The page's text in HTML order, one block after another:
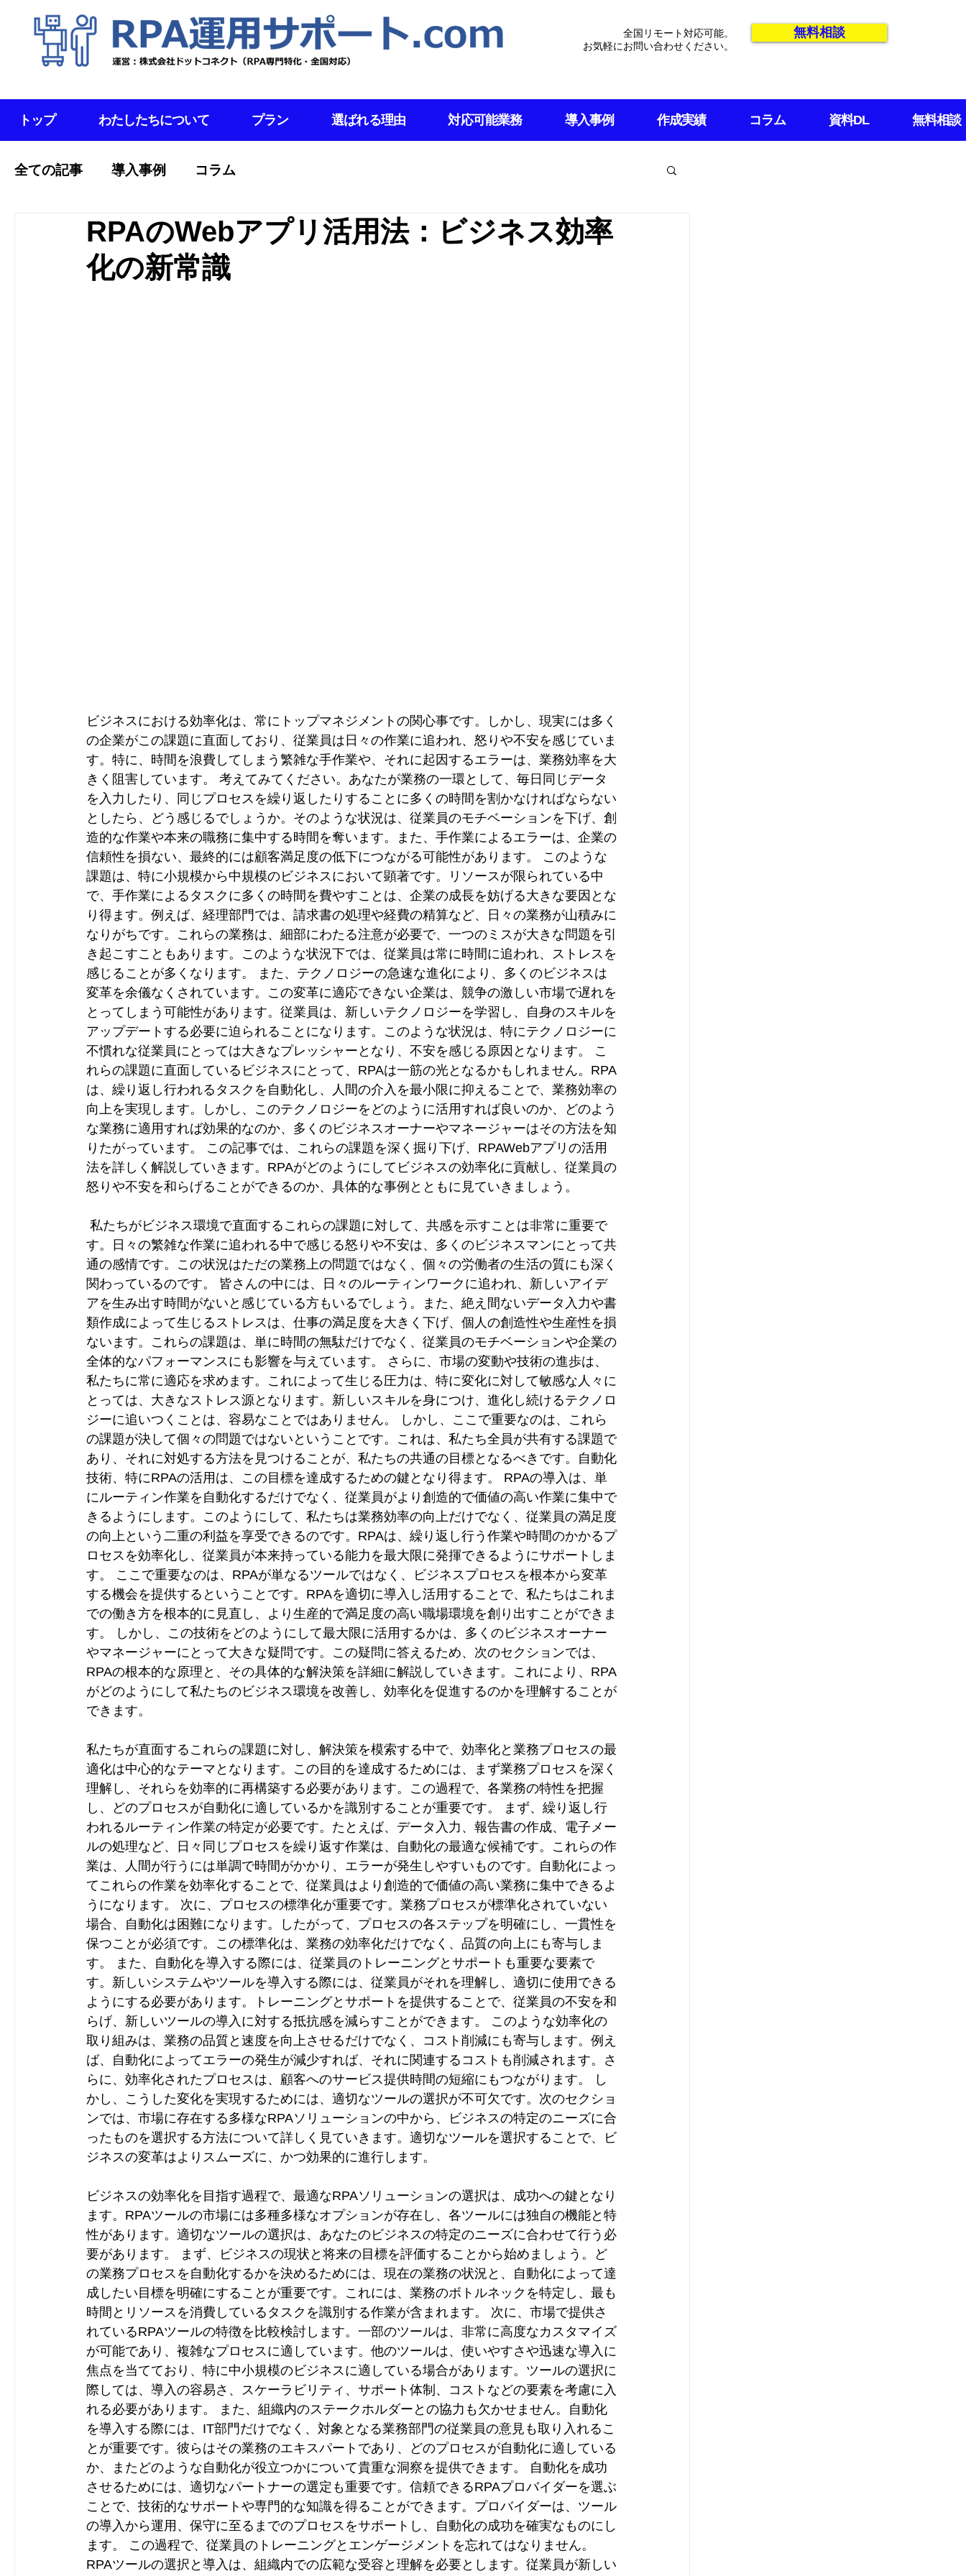
全国リモート対応可能。
お気軽にお問い合わせください。
無料相談
トップ わたしたちについて プラン 選ばれる理由 対応可能業務 導入事例 作成実績 コラム 資料DL 無料相談
全ての記事 導入事例 コラム
RPAのWebアプリ活用法：ビジネス効率
化の新常識
ビジネスにおける効率化は、常にトップマネジメントの関心事です。しかし、現実には多く
の企業がこの課題に直面しており、従業員は日々の作業に追われ、怒りや不安を感じていま
す。特に、時間を浪費してしまう繁雑な手作業や、それに起因するエラーは、業務効率を大
きく阻害しています。 考えてみてください。あなたが業務の一環として、毎日同じデータ
を入力したり、同じプロセスを繰り返したりすることに多くの時間を割かなければならない
としたら、どう感じるでしょうか。そのような状況は、従業員のモチベーションを下げ、創
造的な作業や本来の職務に集中する時間を奪います。また、手作業によるエラーは、企業の
信頼性を損ない、最終的には顧客満足度の低下につながる可能性があります。 このような
課題は、特に小規模から中規模のビジネスにおいて顕著です。リソースが限られている中
で、手作業によるタスクに多くの時間を費やすことは、企業の成長を妨げる大きな要因とな
り得ます。例えば、経理部門では、請求書の処理や経費の精算など、日々の業務が山積みに
なりがちです。これらの業務は、細部にわたる注意が必要で、一つのミスが大きな問題を引
き起こすこともあります。このような状況下では、従業員は常に時間に追われ、ストレスを
感じることが多くなります。 また、テクノロジーの急速な進化により、多くのビジネスは
変革を余儀なくされています。この変革に適応できない企業は、競争の激しい市場で遅れを
とってしまう可能性があります。従業員は、新しいテクノロジーを学習し、自身のスキルを
アップデートする必要に迫られることになります。このような状況は、特にテクノロジーに
不慣れな従業員にとっては大きなプレッシャーとなり、不安を感じる原因となります。 こ
れらの課題に直面しているビジネスにとって、RPAは一筋の光となるかもしれません。RPA
は、繰り返し行われるタスクを自動化し、人間の介入を最小限に抑えることで、業務効率の
向上を実現します。しかし、このテクノロジーをどのように活用すれば良いのか、どのよう
な業務に適用すれば効果的なのか、多くのビジネスオーナーやマネージャーはその方法を知
りたがっています。 この記事では、これらの課題を深く掘り下げ、RPAWebアプリの活用
法を詳しく解説していきます。RPAがどのようにしてビジネスの効率化に貢献し、従業員の
怒りや不安を和らげることができるのか、具体的な事例とともに見ていきましょう。
す。日々の繁雑な作業に追われる中で感じる怒りや不安は、多くのビジネスマンにとって共
通の感情です。この状況はただの業務上の問題ではなく、個々の労働者の生活の質にも深く
関わっているのです。 皆さんの中には、日々のルーティンワークに追われ、新しいアイデ
アを生み出す時間がないと感じている方もいるでしょう。また、絶え間ないデータ入力や書
類作成によって生じるストレスは、仕事の満足度を大きく下げ、個人の創造性や生産性を損
ないます。これらの課題は、単に時間の無駄だけでなく、従業員のモチベーションや企業の
全体的なパフォーマンスにも影響を与えています。 さらに、市場の変動や技術の進歩は、
私たちに常に適応を求めます。これによって生じる圧力は、特に変化に対して敏感な人々に
とっては、大きなストレス源となります。新しいスキルを身につけ、進化し続けるテクノロ
ジーに追いつくことは、容易なことではありません。 しかし、ここで重要なのは、これら
の課題が決して個々の問題ではないということです。これは、私たち全員が共有する課題で
あり、それに対処する方法を見つけることが、私たちの共通の目標となるべきです。自動化
技術、特にRPAの活用は、この目標を達成するための鍵となり得ます。 RPAの導入は、単
にルーティン作業を自動化するだけでなく、従業員がより創造的で価値の高い作業に集中で
きるようにします。このようにして、私たちは業務効率の向上だけでなく、従業員の満足度
の向上という二重の利益を享受できるのです。RPAは、繰り返し行う作業や時間のかかるプ
ロセスを効率化し、従業員が本来持っている能力を最大限に発揮できるようにサポートしま
す。 ここで重要なのは、RPAが単なるツールではなく、ビジネスプロセスを根本から変革
する機会を提供するということです。RPAを適切に導入し活用することで、私たちはこれま
での働き方を根本的に見直し、より生産的で満足度の高い職場環境を創り出すことができま
す。 しかし、この技術をどのようにして最大限に活用するかは、多くのビジネスオーナー
やマネージャーにとって大きな疑問です。この疑問に答えるため、次のセクションでは、
RPAの根本的な原理と、その具体的な解決策を詳細に解説していきます。これにより、RPA
がどのようにして私たちのビジネス環境を改善し、効率化を促進するのかを理解することが
できます。
私たちが直面するこれらの課題に対し、解決策を模索する中で、効率化と業務プロセスの最
適化は中心的なテーマとなります。この目的を達成するためには、まず業務プロセスを深く
理解し、それらを効率的に再構築する必要があります。この過程で、各業務の特性を把握
し、どのプロセスが自動化に適しているかを識別することが重要です。 まず、繰り返し行
われるルーティン作業の特定が必要です。たとえば、データ入力、報告書の作成、電子メー
ルの処理など、日々同じプロセスを繰り返す作業は、自動化の最適な候補です。これらの作
業は、人間が行うには単調で時間がかかり、エラーが発生しやすいものです。自動化によっ
てこれらの作業を効率化することで、従業員はより創造的で価値の高い業務に集中できるよ
うになります。 次に、プロセスの標準化が重要です。業務プロセスが標準化されていない
場合、自動化は困難になります。したがって、プロセスの各ステップを明確にし、一貫性を
保つことが必須です。この標準化は、業務の効率化だけでなく、品質の向上にも寄与しま
す。 また、自動化を導入する際には、従業員のトレーニングとサポートも重要な要素で
す。新しいシステムやツールを導入する際には、従業員がそれを理解し、適切に使用できる
ようにする必要があります。トレーニングとサポートを提供することで、従業員の不安を和
らげ、新しいツールの導入に対する抵抗感を減らすことができます。 このような効率化の
取り組みは、業務の品質と速度を向上させるだけでなく、コスト削減にも寄与します。例え
ば、自動化によってエラーの発生が減少すれば、それに関連するコストも削減されます。さ
らに、効率化されたプロセスは、顧客へのサービス提供時間の短縮にもつながります。 し
かし、こうした変化を実現するためには、適切なツールの選択が不可欠です。次のセクショ
ンでは、市場に存在する多様なRPAソリューションの中から、ビジネスの特定のニーズに合
ったものを選択する方法について詳しく見ていきます。適切なツールを選択することで、ビ
ジネスの変革はよりスムーズに、かつ効果的に進行します。
ビジネスの効率化を目指す過程で、最適なRPAソリューションの選択は、成功への鍵となり
ます。RPAツールの市場には多種多様なオプションが存在し、各ツールには独自の機能と特
性があります。適切なツールの選択は、あなたのビジネスの特定のニーズに合わせて行う必
要があります。 まず、ビジネスの現状と将来の目標を評価することから始めましょう。ど
の業務プロセスを自動化するかを決めるためには、現在の業務の状況と、自動化によって達
成したい目標を明確にすることが重要です。これには、業務のボトルネックを特定し、最も
時間とリソースを消費しているタスクを識別する作業が含まれます。 次に、市場で提供さ
れているRPAツールの特徴を比較検討します。一部のツールは、非常に高度なカスタマイズ
が可能であり、複雑なプロセスに適しています。他のツールは、使いやすさや迅速な導入に
焦点を当てており、特に中小規模のビジネスに適している場合があります。ツールの選択に
際しては、導入の容易さ、スケーラビリティ、サポート体制、コストなどの要素を考慮に入
れる必要があります。 また、組織内のステークホルダーとの協力も欠かせません。自動化
を導入する際には、IT部門だけでなく、対象となる業務部門の従業員の意見も取り入れるこ
とが重要です。彼らはその業務のエキスパートであり、どのプロセスが自動化に適している
か、またどのような自動化が役立つかについて貴重な洞察を提供できます。 自動化を成功
させるためには、適切なパートナーの選定も重要です。信頼できるRPAプロバイダーを選ぶ
ことで、技術的なサポートや専門的な知識を得ることができます。プロバイダーは、ツール
の導入から運用、保守に至るまでのプロセスをサポートし、自動化の成功を確実なものにし
ます。 この過程で、従業員のトレーニングとエンゲージメントを忘れてはなりません。
RPAツールの選択と導入は、組織内での広範な受容と理解を必要とします。従業員が新しい